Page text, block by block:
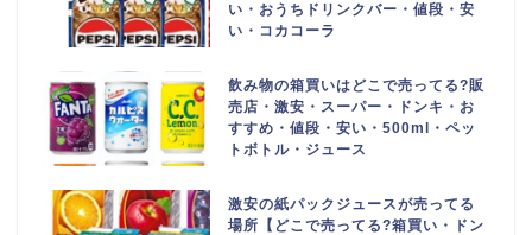
い・おうちドリンクバー・値段・安
い・コカコーラ
飲み物の箱買いはどこで売ってる?販
売店・激安・スーパー・ドンキ・お
すすめ・値段・安い・500ml・ペッ
トボトル・ジュース
激安の紙パックジュースが売ってる
場所【どこで売ってる?箱買い・ドン